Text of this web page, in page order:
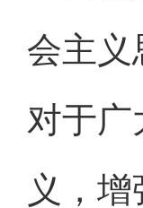
会主义
对于广
义，